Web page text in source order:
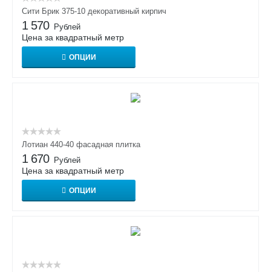
Сити Брик 375-10 декоративный кирпич
1 570 Рублей
Цена за квадратный метр
ОПЦИИ
Лотиан 440-40 фасадная плитка
1 670 Рублей
Цена за квадратный метр
ОПЦИИ